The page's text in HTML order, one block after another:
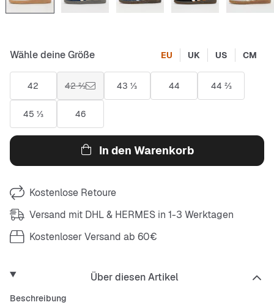
Wähle deine Größe EU UK US CM
42 42 ⅔ 43 ⅓ 44 44 ⅔
45 ⅓ 46
In den Warenkorb
Kostenlose Retoure
Versand mit DHL & HERMES in 1-3 Werktagen
Kostenloser Versand ab 60€
Über diesen Artikel
Beschreibung